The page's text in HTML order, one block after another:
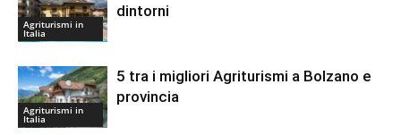
Agriturismi in
Italia
dintorni
Agriturismi in
Italia
5 tra i migliori Agriturismi a Bolzano e
provincia